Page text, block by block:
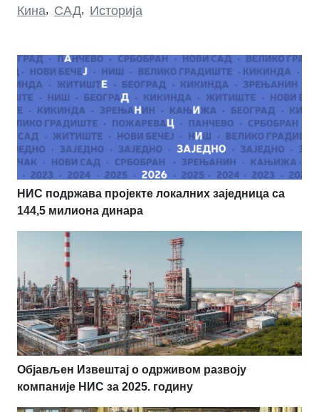
Кина, САД, Историја
НИС подржава пројекте локалних заједница са
144,5 милиона динара
Објављен Извештај о одрживом развоју
компаније НИС за 2025. годину